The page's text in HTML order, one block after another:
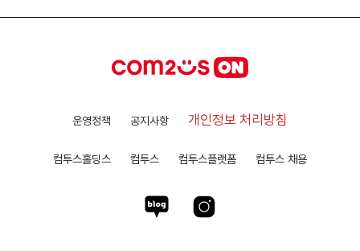
운영정책 공지사항 개인정보 처리방침
컴투스홀딩스 컴투스 컴투스플랫폼 컴투스 채용